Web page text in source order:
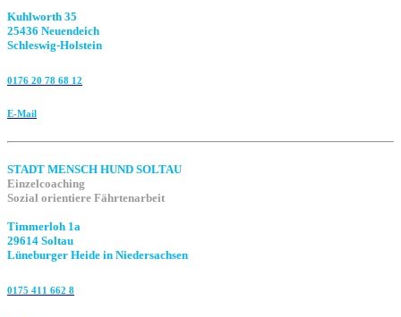
Kuhlworth 35
25436 Neuendeich
Schleswig-Holstein
0176 20 78 68 12
E-Mail
STADT MENSCH HUND SOLTAU
Einzelcoaching
Sozial orientiere Fährtenarbeit
Timmerloh 1a
29614 Soltau
Lüneburger Heide in Niedersachsen
0175 411 662 8‬